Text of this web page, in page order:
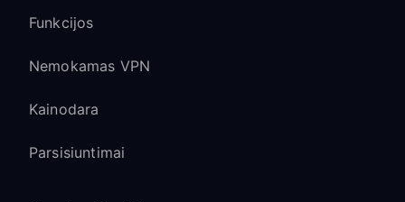
Funkcijos
Nemokamas VPN
Kainodara
Parsisiuntimai